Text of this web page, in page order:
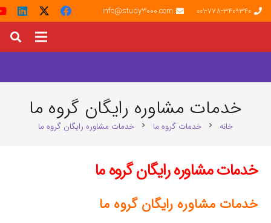
001-778-3409340
info@study3000.com
خدمات مشاوره رایگان گروه ما
خانه chevron_right خدمات گروه ما chevron_right خدمات مشاوره رایگان گروه ما
خدمات مشاوره رایگان گروه ما
خدمات مشاوره رایگان گروه ما